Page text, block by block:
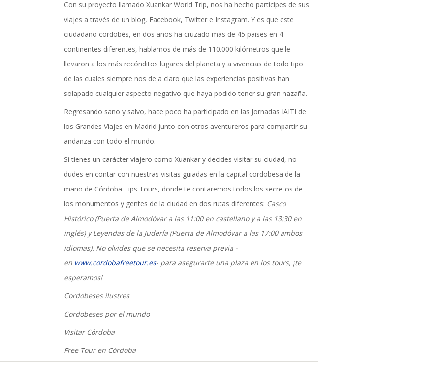
Y ACTUALIDAD
actualidad de Cordoba en nuestro espacio de información
Con su proyecto llamado Xuankar World Trip, nos ha hecho partícipes de sus
viajes a través de un blog, Facebook, Twitter e Instagram. Y es que este
ciudadano cordobés, en dos años ha cruzado más de 45 países en 4
continentes diferentes, hablamos de más de 110.000 kilómetros que le
llevaron a los más recónditos lugares del planeta y a vivencias de todo tipo
de las cuales siempre nos deja claro que las experiencias positivas han
solapado cualquier aspecto negativo que haya podido tener su gran hazaña.
Regresando sano y salvo, hace poco ha participado en las Jornadas IAITI de
los Grandes Viajes en Madrid junto con otros aventureros para compartir su
andanza con todo el mundo.
Si tienes un carácter viajero como Xuankar y decides visitar su ciudad, no
dudes en contar con nuestras visitas guiadas en la capital cordobesa de la
mano de Córdoba Tips Tours, donde te contaremos todos los secretos de
los monumentos y gentes de la ciudad en dos rutas diferentes: Casco
Histórico(Puerta de Almodóvar a las 11:00 en castellano y a las 13:30 en
inglés) yLeyendas de la Judería (Puerta de Almodóvar a las 17:00 ambos
idiomas). No olvides que se necesita reserva previa -
en www.cordobafreetour.es- para asegurarte una plaza en los tours, ¡te
esperamos!
Cordobeses ilustres
Cordobeses por el mundo
Visitar Córdoba
Free Tour en Córdoba